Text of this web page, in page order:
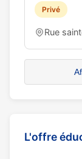
Privé
Rue
L'offre